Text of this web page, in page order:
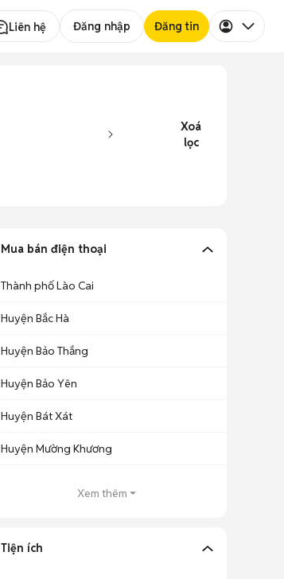
Liên hệ Đăng nhập Đăng tin
Xoá
lọc
Mua bán điện thoại
Thành phố Lào Cai
Huyện Bắc Hà
Huyện Bảo Thắng
Huyện Bảo Yên
Huyện Bát Xát
Huyện Mường Khương
Xem thêm
Tiện ích